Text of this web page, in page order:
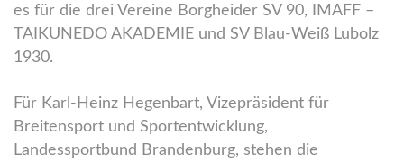
es für die drei Vereine Borgheider SV 90, IMAFF –
TAIKUNEDO AKADEMIE und SV Blau-Weiß Lubolz
1930.
Für Karl-Heinz Hegenbart, Vizepräsident für
Breitensport und Sportentwicklung,
Landessportbund Brandenburg, stehen die